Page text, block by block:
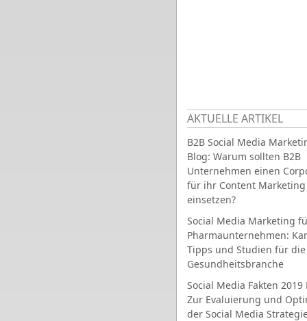
AKTUELLE ARTIKEL
B2B Social Media
Blog: Warum sollten B2B
Unternehmen einen
für ihr Content Marketing
einsetzen?
Social Media Marketing
Pharmaunternehmen:
Tipps und Studien für die
Gesundheitsbranche
Social Media Fakten 2019
Zur Evaluierung und
der Social Media